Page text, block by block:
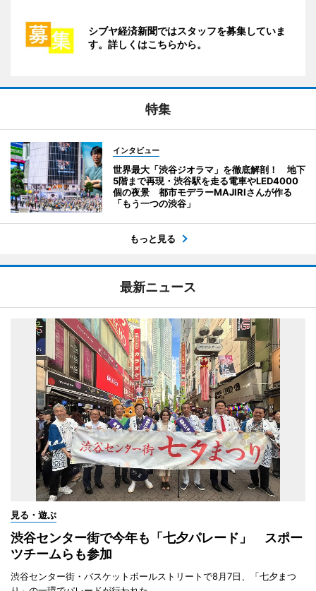
シブヤ経済新聞ではスタッフを募集していま
す。詳しくはこちらから。
特集
インタビュー
世界最大「渋谷ジオラマ」を徹底解剖！ 地下
5階まで再現・渋谷駅を走る電車やLED4000
個の夜景 都市モデラーMAJIRIさんが作る
「もう一つの渋谷」
もっと見る
最新ニュース
見る・遊ぶ
渋谷センター街で今年も「七夕パレード」 スポー
ツチームらも参加
渋谷センター街・バスケットボールストリートで8月7日、「七夕まつ